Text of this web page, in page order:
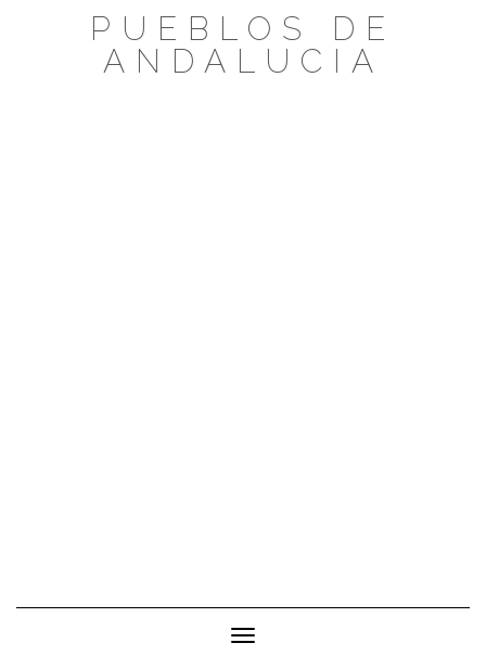
PUEBLOS DE
ANDALUCIA
Cambiar modo de navegación